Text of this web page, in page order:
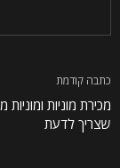
כתבה קודמת
מכירת מוניות
שצריך לדעת